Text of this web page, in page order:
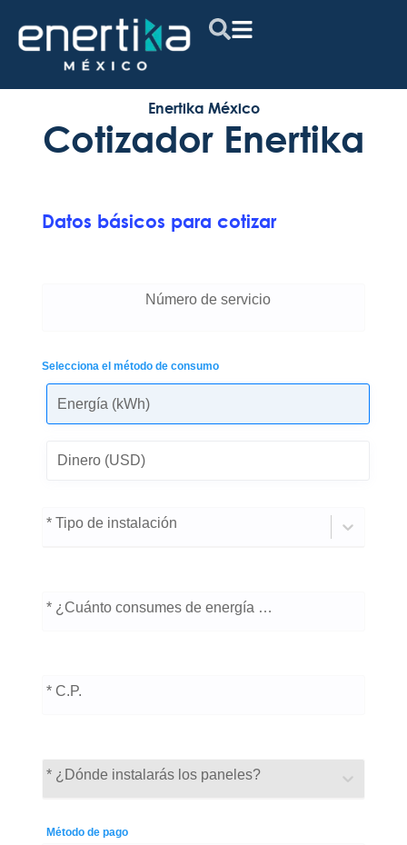
Enertika México
Cotizador Enertika
Datos básicos para cotizar
Número de servicio
Selecciona el método de consumo
Energía (kWh)
Dinero (USD)
* Tipo de instalación
* ¿Cuánto consumes de energía al bimestre? (kWh)
* C.P.
* ¿Dónde instalarás los paneles?
Método de pago